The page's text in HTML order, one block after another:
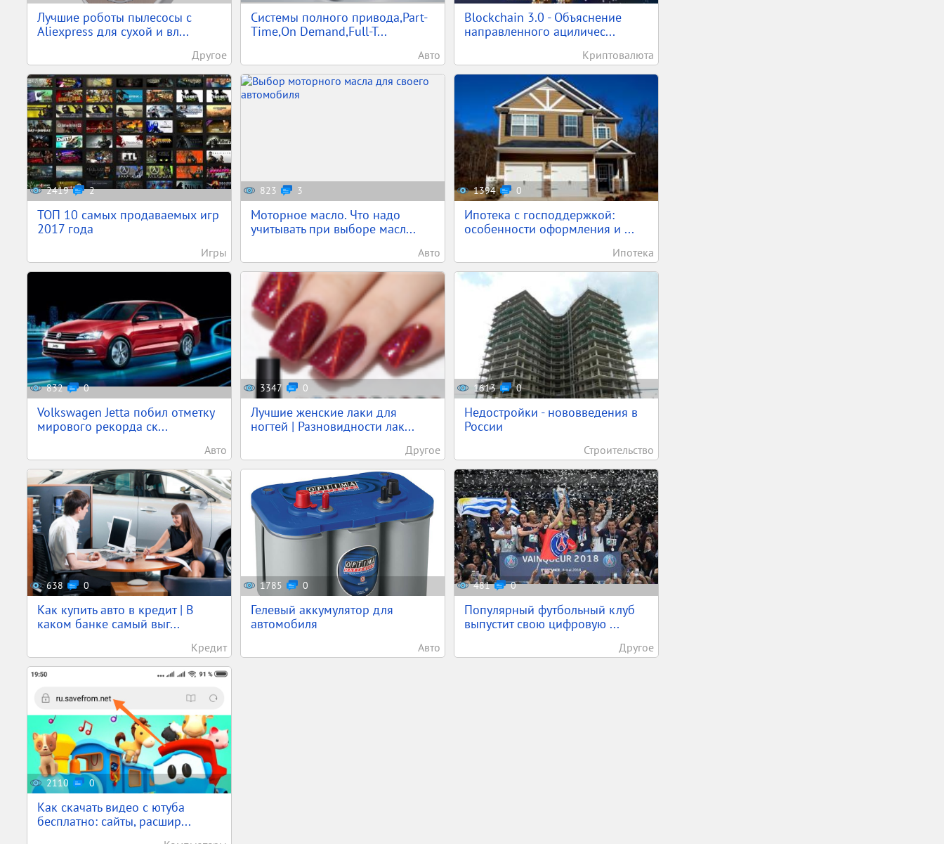
Лучшие роботы пылесосы с
Aliexpress для сухой и вл...
Другое
Системы полного привода,Part-
Time,On Demand,Full-T...
Авто
Blockchain 3.0 - Объяснение
направленного ациличес...
Криптовалюта
2419 2
ТОП 10 самых продаваемых игр
2017 года
Игры
823 3
Моторное масло. Что надо
учитывать при выборе масл...
Авто
1394 0
Ипотека с господдержкой:
особенности оформления и ...
Ипотека
832 0
Volkswagen Jetta побил отметку
мирового рекорда ск...
Авто
3347 0
Лучшие женские лаки для
ногтей | Разновидности лак...
Другое
1613 0
Недостройки - нововведения в
России
Строительство
638 0
Как купить авто в кредит | В
каком банке самый выг...
Кредит
1785 0
Гелевый аккумулятор для
автомобиля
Авто
481 0
Популярный футбольный клуб
выпустит свою цифровую ...
Другое
2110 0
Как скачать видео с ютуба
бесплатно: сайты, расшир...